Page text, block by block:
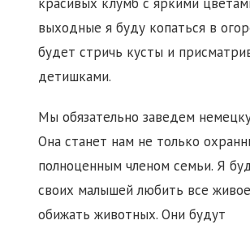
выходные я буду копаться в
будет стричь кусты и
детишками.
Мы обязательно заведем
Она станет нам не только
полноценным членом семьи. Я
своих малышей любить все
обижать животных. Они будут